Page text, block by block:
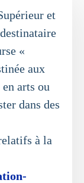
et
«
aux
arts ou
dans des
à la